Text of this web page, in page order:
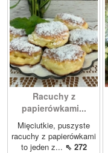
Racuchy z
papierówkami...
Mięciutkie, puszyste
racuchy z papierówkami
to jeden z... ⇖ 272